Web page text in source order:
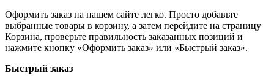
Оформить заказ на нашем сайте легко. Просто добавьте
выбранные товары в корзину, а затем перейдите на страницу
Корзина, проверьте правильность заказанных позиций и
нажмите кнопку «Оформить заказ» или «Быстрый заказ».
Быстрый заказ